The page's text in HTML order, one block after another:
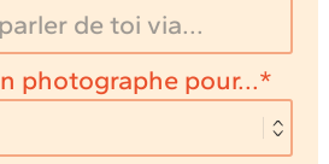
photographe pour...